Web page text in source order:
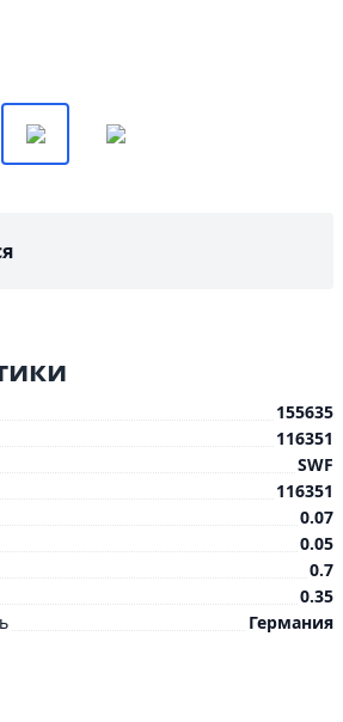
155635
116351
SWF
116351
0.07
0.05
0.7
0.35
Германия